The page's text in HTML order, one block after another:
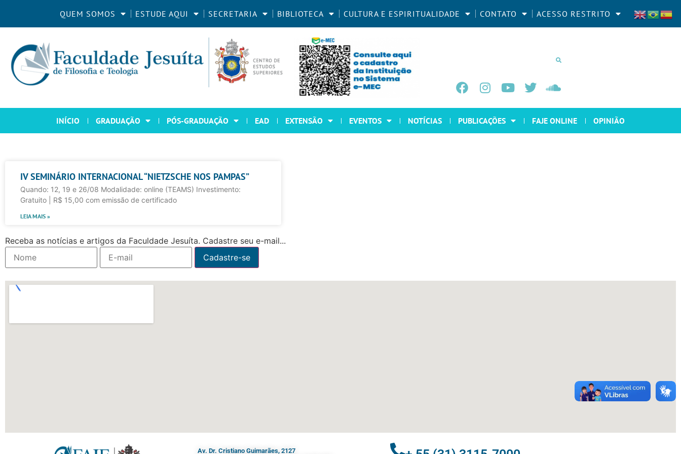
QUEM SOMOS ESTUDE AQUI SECRETARIA BIBLIOTECA CULTURA E ESPIRITUALIDADE CONTATO ACESSO RESTRITO
INÍCIO GRADUAÇÃO PÓS-GRADUAÇÃO EAD EXTENSÃO EVENTOS NOTÍCIAS PUBLICAÇÕES FAJE ONLINE OPINIÃO
IV SEMINÁRIO INTERNACIONAL “NIETZSCHE NOS PAMPAS”
Quando: 12, 19 e 26/08 Modalidade: online (TEAMS) Investimento:
Gratuito | R$ 15,00 com emissão de certificado
LEIA MAIS »
Receba as notícias e artigos da Faculdade Jesuíta. Cadastre seu e-mail...
Av. Dr. Cristiano Guimarães, 2127